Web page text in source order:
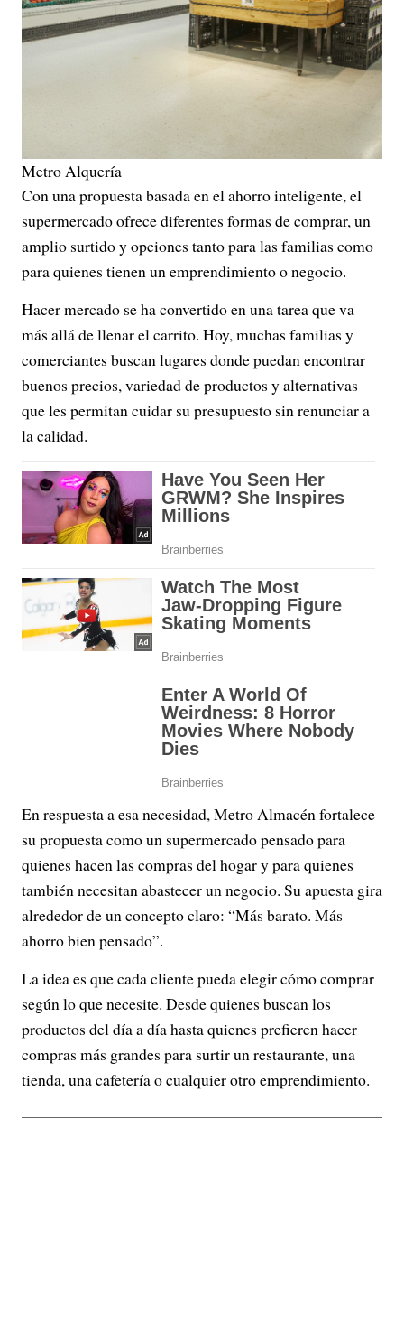
Metro Alquería
Con una propuesta basada en el ahorro inteligente, el
supermercado ofrece diferentes formas de comprar, un
amplio surtido y opciones tanto para las familias como
para quienes tienen un emprendimiento o negocio.
Hacer mercado se ha convertido en una tarea que va
más allá de llenar el carrito. Hoy, muchas familias y
comerciantes buscan lugares donde puedan encontrar
buenos precios, variedad de productos y alternativas
que les permitan cuidar su presupuesto sin renunciar a
la calidad.
En respuesta a esa necesidad, Metro Almacén fortalece
su propuesta como un supermercado pensado para
quienes hacen las compras del hogar y para quienes
también necesitan abastecer un negocio. Su apuesta gira
alrededor de un concepto claro: “Más barato. Más
ahorro bien pensado”.
La idea es que cada cliente pueda elegir cómo comprar
según lo que necesite. Desde quienes buscan los
productos del día a día hasta quienes prefieren hacer
compras más grandes para surtir un restaurante, una
tienda, una cafetería o cualquier otro emprendimiento.